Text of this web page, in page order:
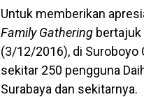
Untuk memberikan
Family Gathering bertajuk
(3/12/2016), di Suroboyo
sekitar 250 pengguna
Surabaya dan sekitarnya.